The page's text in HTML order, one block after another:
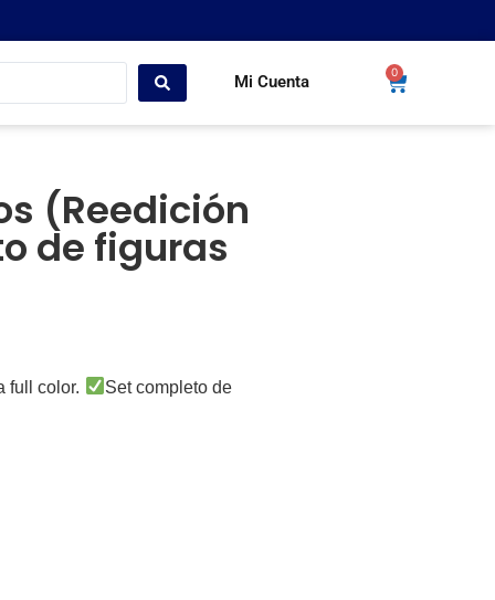
Mi Cuenta
0
(Reedición
de figuras
full color.
Set completo de